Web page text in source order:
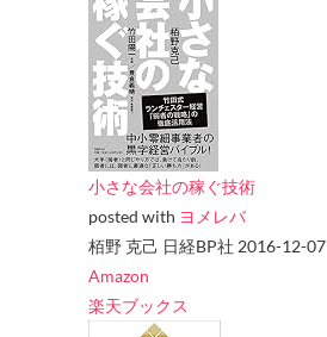
小さな会社の稼ぐ技術
posted with ヨメレバ
栢野 克己 日経BP社 2016-12-07
Amazon
楽天ブックス